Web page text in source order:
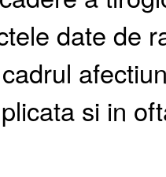
date de
si in